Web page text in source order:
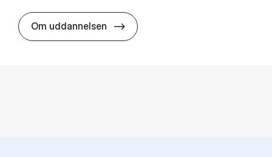
Om uddannelsen BSc in In­ter­na­tion­al Busi­ness